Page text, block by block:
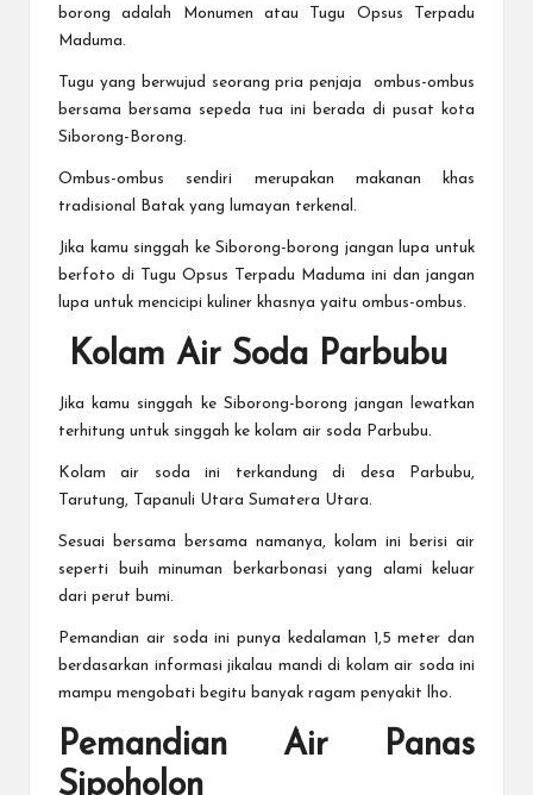
borong adalah Monumen atau Tugu Opsus Terpadu
Maduma.
Tugu yang berwujud seorang pria penjaja ombus-ombus
bersama bersama sepeda tua ini berada di pusat kota
Siborong-Borong.
Ombus-ombus sendiri merupakan makanan khas
tradisional Batak yang lumayan terkenal.
Jika kamu singgah ke Siborong-borong jangan lupa untuk
berfoto di Tugu Opsus Terpadu Maduma ini dan jangan
lupa untuk mencicipi kuliner khasnya yaitu ombus-ombus.
Kolam Air Soda Parbubu
Jika kamu singgah ke Siborong-borong jangan lewatkan
terhitung untuk singgah ke kolam air soda Parbubu.
Kolam air soda ini terkandung di desa Parbubu,
Tarutung, Tapanuli Utara Sumatera Utara.
Sesuai bersama bersama namanya, kolam ini berisi air
seperti buih minuman berkarbonasi yang alami keluar
dari perut bumi.
Pemandian air soda ini punya kedalaman 1,5 meter dan
berdasarkan informasi jikalau mandi di kolam air soda ini
mampu mengobati begitu banyak ragam penyakit lho.
Pemandian Air Panas
Sipoholon